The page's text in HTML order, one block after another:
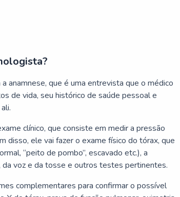
anamnese, que é uma entrevista que o médico
de vida, seu histórico de saúde pessoal e
clínico, que consiste em medir a pressão
disso, ele vai fazer o exame físico do tórax, que
“peito de pombo”, escavado etc.), a
da voz e da tosse e outros testes pertinentes.
complementares para confirmar o possível